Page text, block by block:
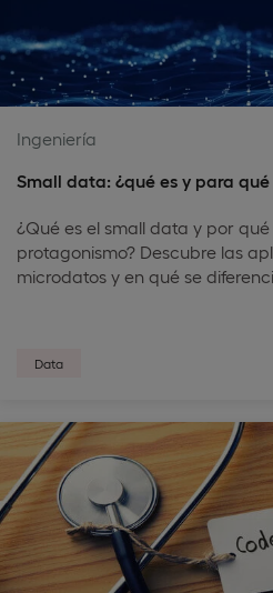
Ingeniería
Small data: ¿qué es y para qué
¿Qué es el small data y por
protagonismo? Descubre las
microdatos y en qué se
Data